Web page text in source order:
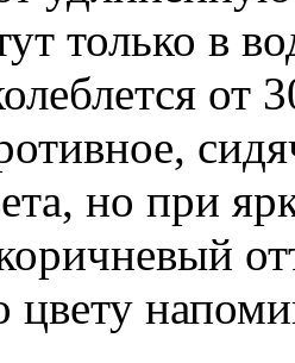
только в
от
но при
цвету